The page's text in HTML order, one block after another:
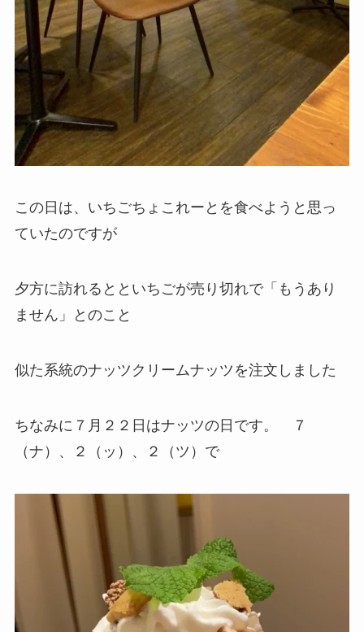
この日は、いちごちょこれーとを食べようと思っ
ていたのですが
夕方に訪れるとといちごが売り切れで「もうあり
ません」とのこと
似た系統のナッツクリームナッツを注文しました
ちなみに７月２２日はナッツの日です。 ７
（ナ）、２（ッ）、２（ツ）で